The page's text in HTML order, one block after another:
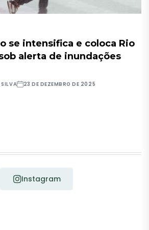
se intensifica e coloca Rio
alerta de inundações
SILVA 23 DE DEZEMBRO DE 2025
Instagram